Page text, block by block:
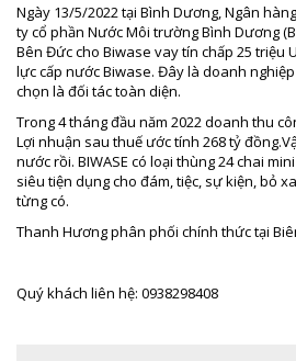
Ngày 13/5/2022 tại Bình Dương, Ngân
ty cổ phần Nước Môi trường Bình Dương
Bên Đức cho Biwase vay tín chấp 25 triệu
lực cấp nước Biwase. Đây là doanh nghiệp
chọn là đối tác toàn diện.
Trong 4 tháng đầu năm 2022 doanh thu
Lợi nhuận sau thuế ước tính 268 tỷ
nước rồi. BIWASE có loại thùng 24 chai
siêu tiện dụng cho đám, tiệc, sự kiện, bỏ
từng có.
Thanh Hương phân phối chính thức tại
Quý khách liên hệ: 0938298408